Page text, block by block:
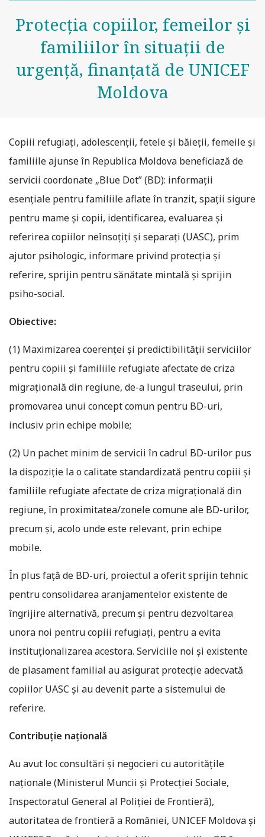
Protecția copiilor, femeilor și
familiilor în situații de
urgență, finanțată de UNICEF
Moldova
Copiii refugiați, adolescenții, fetele și băieții, femeile și
familiile ajunse în Republica Moldova beneficiază de
servicii coordonate „Blue Dot” (BD): informații
esențiale pentru familiile aflate în tranzit, spații sigure
pentru mame și copii, identificarea, evaluarea și
referirea copiilor neînsoțiți și separați (UASC), prim
ajutor psihologic, informare privind protecția și
referire, sprijin pentru sănătate mintală și sprijin
psiho-social.
Obiective:
(1) Maximizarea coerenței și predictibilității serviciilor
pentru copiii și familiile refugiate afectate de criza
migrațională din regiune, de-a lungul traseului, prin
promovarea unui concept comun pentru BD-uri,
inclusiv prin echipe mobile;
(2) Un pachet minim de servicii în cadrul BD-urilor pus
la dispoziție la o calitate standardizată pentru copiii și
familiile refugiate afectate de criza migrațională din
regiune, în proximitatea/zonele comune ale BD-urilor,
precum și, acolo unde este relevant, prin echipe
mobile.
În plus față de BD-uri, proiectul a oferit sprijin tehnic
pentru consolidarea aranjamentelor existente de
îngrijire alternativă, precum și pentru dezvoltarea
unora noi pentru copiii refugiați, pentru a evita
instituționalizarea acestora. Serviciile noi și existente
de plasament familial au asigurat protecție adecvată
copiilor UASC și au devenit parte a sistemului de
referire.
Contribuție națională
Au avut loc consultări și negocieri cu autoritățile
naționale (Ministerul Muncii și Protecției Sociale,
Inspectoratul General al Poliției de Frontieră),
autoritatea de frontieră a României, UNICEF Moldova și